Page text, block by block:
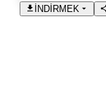
İNDIRMEK